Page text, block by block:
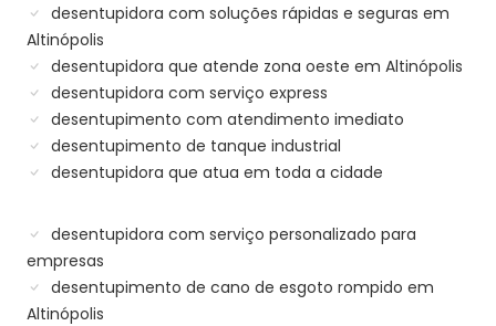
desentupidora com soluções rápidas e seguras em
Altinópolis
desentupidora que atende zona oeste em Altinópolis
desentupidora com serviço express
desentupimento com atendimento imediato
desentupimento de tanque industrial
desentupidora que atua em toda a cidade
desentupidora com serviço personalizado para
empresas
desentupimento de cano de esgoto rompido em
Altinópolis